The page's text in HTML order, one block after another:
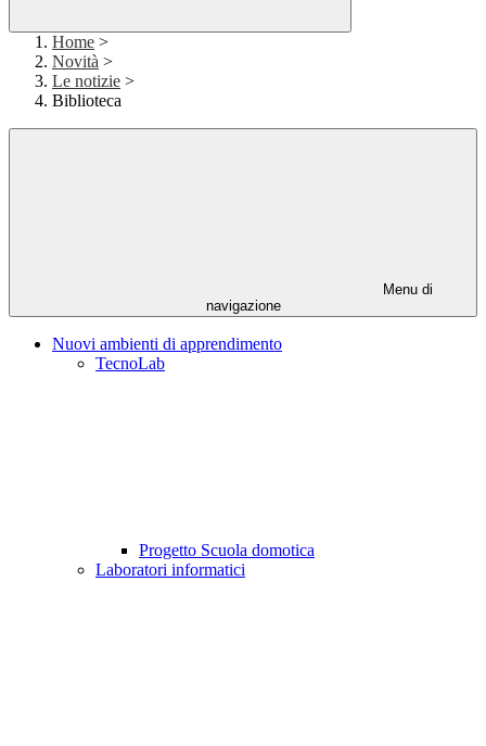
Home >
Novità >
Le notizie >
Biblioteca
Menu di
navigazione
Nuovi ambienti di apprendimento
TecnoLab
Progetto Scuola domotica
Laboratori informatici